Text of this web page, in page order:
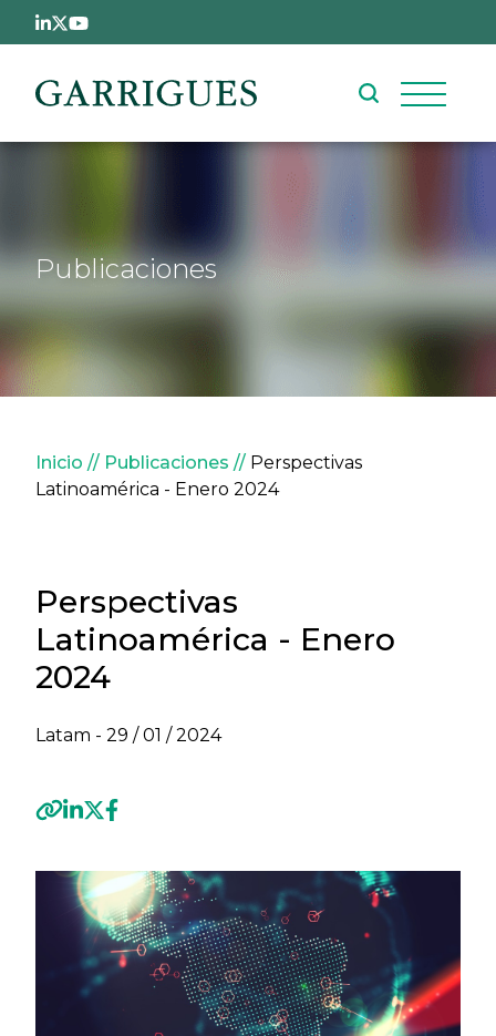
Pasar al contenido principal
Publicaciones
Sobrescribir enlaces de
Inicio Publicaciones
Perspectivas
Latinoamérica - Enero 2024
Perspectivas
Latinoamérica - Enero
2024
Latam - 29 / 01 / 2024